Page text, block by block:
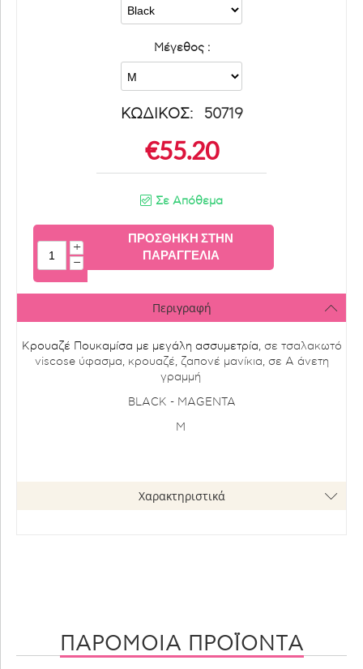
Μέγεθος :
ΚΩΔΙΚΟΣ: 50719
€55.20
Σε Απόθεμα
+
−
ΠΡΟΣΘΉΚΗ ΣΤΗΝ
ΠΑΡΑΓΓΕΛΊΑ
Περιγραφή
Κρουαζέ Πουκαμίσα με μεγάλη ασσυμετρία, σε τσαλακωτό
viscose ύφασμα, κρουαζέ, ζαπονέ μανίκια, σε Α άνετη
γραμμή
BLACK - ΜΑGENTA
M
Χαρακτηριστικά
ΠΑΡΟΜΟΙΑ ΠΡΟΪΟΝΤΑ